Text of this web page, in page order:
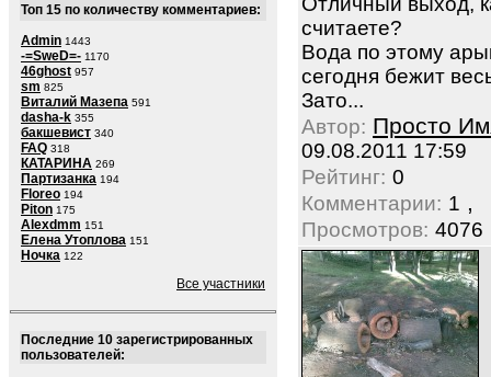
Топ 15 по количеству комментариев:
Admin 1443
-=SweD=- 1170
46ghost 957
sm 825
Виталий Мазепа 591
dasha-k 355
бакшевист 340
FAQ 318
КАТАРИНА 269
Партизанка 194
Floreo 194
Piton 175
Alexdmm 151
Елена Утоплова 151
Ночка 122
Все участники
Последние 10 зарегистрированных
пользователей:
считаете?
Вода по этому
сегодня бежит
Зато...
Автор: Просто
09.08.2011 17:59
Рейтинг: 0
Комментарии: 1 ,
Просмотров: 4076